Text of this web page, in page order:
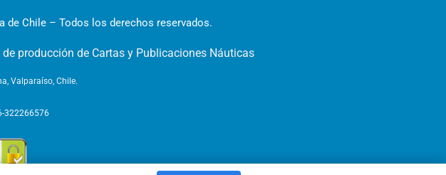
de Chile – Todos los derechos reservados.
producción de Cartas y Publicaciones Náuticas
Valparaíso, Chile.
322266576